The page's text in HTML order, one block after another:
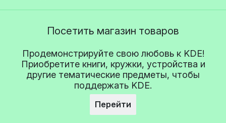
Посетить магазин товаров
Продемонстрируйте свою любовь к KDE!
Приобретите книги, кружки, устройства и
другие тематические предметы, чтобы
поддержать KDE.
Перейти